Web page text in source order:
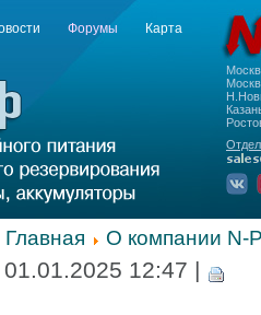
Форумы Карта
Главная О компании N-
01.01.2025 12:47 |